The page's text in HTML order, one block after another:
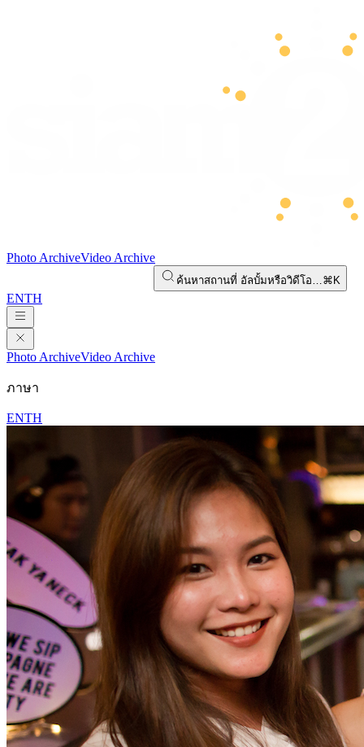
Photo ArchiveVideo Archive
ค้นหาสถานที่ อัลบั้มหรือวิดีโอ…⌘K
ENTH
Photo ArchiveVideo Archive
ภาษา
ENTH